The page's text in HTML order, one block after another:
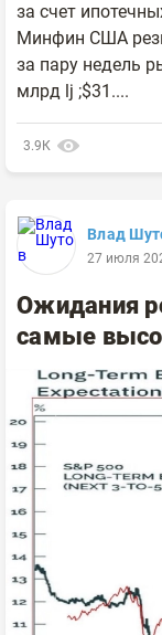
за счет
Минфин США
за пару недель
млрд lj ;$31....
3.9К
Влад
27 июля
Ожидания
самые